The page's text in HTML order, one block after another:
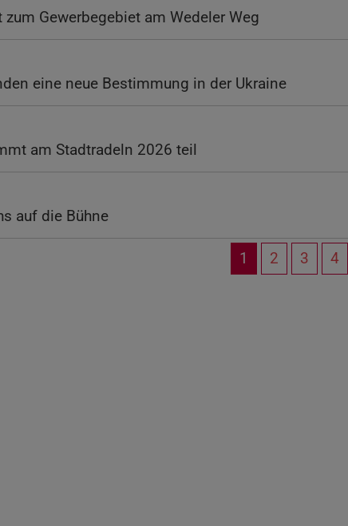
Gewerbegebiet am Wedeler Weg
eine neue Bestimmung in der Ukraine
am Stadtradeln 2026 teil
auf die Bühne
1 2 3 4